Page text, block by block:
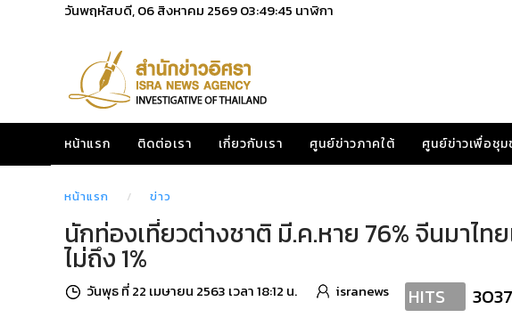
วันพฤหัสบดี, 06 สิงหาคม 256903:49:46 นาฬิกา
หน้าแรก ติดต่อเรา เกี่ยวกับเรา ศูนย์ข่าวภาคใต้ ศูนย์ข่าวเพื่อชุม
หน้าแรก ข่าว
นักท่องเที่ยวต่างชาติ มี.ค.หาย 76% จีนมาไท
ไม่ถึง 1%
วันพุธ ที่ 22 เมษายน 2563 เวลา 18:12 น. isranews HITS